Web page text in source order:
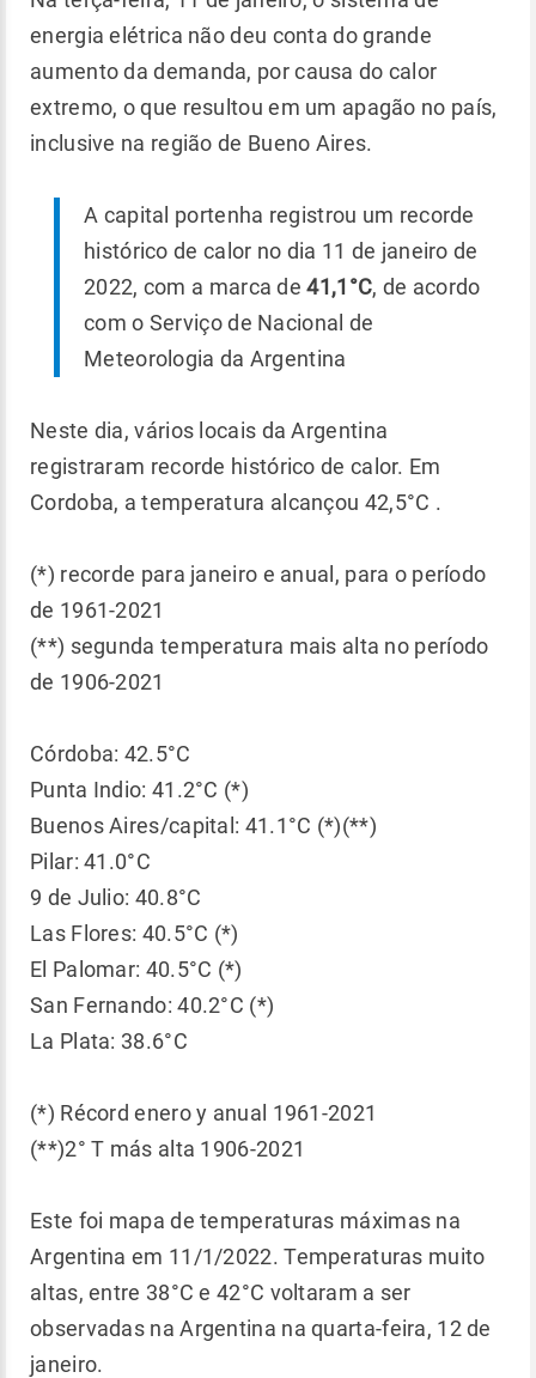
energia elétrica não deu conta do grande
aumento da demanda, por causa do calor
extremo, o que resultou em um apagão no país,
inclusive na região de Bueno Aires.
A capital portenha registrou um recorde
histórico de calor no dia 11 de janeiro de
2022, com a marca de 41,1°C, de acordo
com o Serviço de Nacional de
Meteorologia da Argentina
Neste dia, vários locais da Argentina
registraram recorde histórico de calor. Em
Cordoba, a temperatura alcançou 42,5°C .
(*) recorde para janeiro e anual, para o período
de 1961-2021
(**) segunda temperatura mais alta no período
de 1906-2021
Córdoba: 42.5°C
Punta Indio: 41.2°C (*)
Buenos Aires/capital: 41.1°C (*)(**)
Pilar: 41.0°C
9 de Julio: 40.8°C
Las Flores: 40.5°C (*)
El Palomar: 40.5°C (*)
San Fernando: 40.2°C (*)
La Plata: 38.6°C
(*) Récord enero y anual 1961-2021
(**)2° T más alta 1906-2021
Este foi mapa de temperaturas máximas na
Argentina em 11/1/2022. Temperaturas muito
altas, entre 38°C e 42°C voltaram a ser
observadas na Argentina na quarta-feira, 12 de
janeiro.